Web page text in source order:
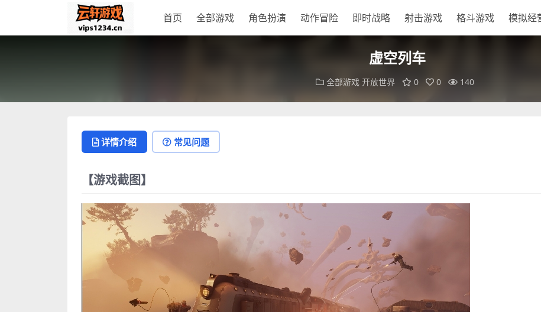
首页 全部游戏 角色扮演 动作冒险 即时战略 射击游戏 格斗游戏 模拟经
虚空列车
全部游戏 开放世界 0 0 140
详情介绍 常见问题
【游戏截图】